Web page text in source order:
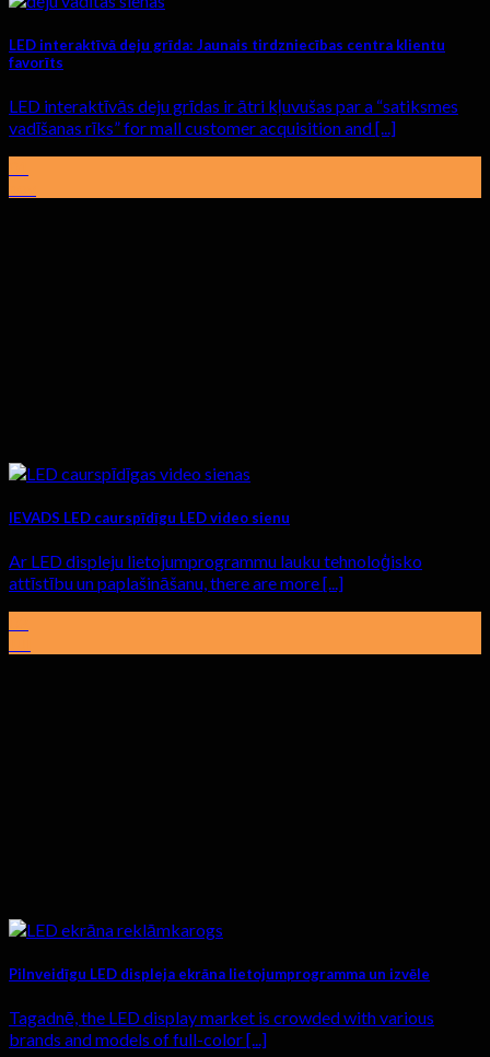
LED interaktīvā deju grīda: Jaunais tirdzniecības centra klientu
favorīts
LED interaktīvās deju grīdas ir ātri kļuvušas par a “satiksmes
vadīšanas rīks”for mall customer acquisition and[...]
IEVADS LED caurspīdīgu LED video sienu
Ar LED displeju lietojumprogrammu lauku tehnoloģisko
attīstību un paplašināšanu,there are more[...]
Pilnveidīgu LED displeja ekrāna lietojumprogramma un izvēle
Tagadnē,the LED display market is crowded with various
brands and models of full-color[...]